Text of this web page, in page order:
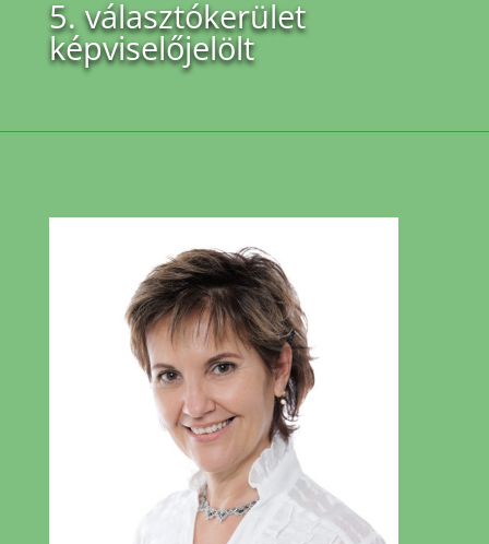
5. választókerület
képviselőjelölt